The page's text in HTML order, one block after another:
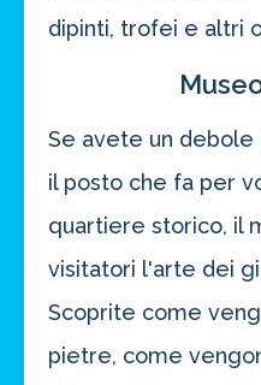
dipinti, trofei e altri
Se avete un
il posto che fa per
quartiere storico, il
visitatori l'arte dei
Scoprite come
pietre, come